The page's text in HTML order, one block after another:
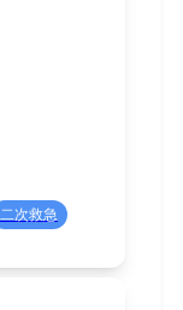
二次救急